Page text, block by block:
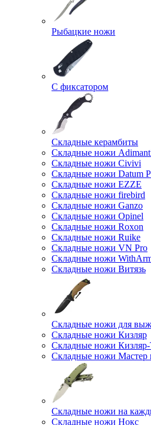
Рыбацкие ножи
С фиксатором
Складные керамбиты
Складные ножи
Складные ножи Civivi
Складные ножи Datum
Складные ножи EZZE
Складные ножи firebird
Складные ножи Ganzo
Складные ножи Opinel
Складные ножи Roxon
Складные ножи Ruike
Складные ножи VN Pro
Складные ножи
Складные ножи Витязь
Складные ножи для
Складные ножи Кизляр
Складные ножи
Складные ножи Мастер
Складные ножи на
Складные ножи Нокс